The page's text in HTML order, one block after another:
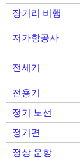
장거리 비행
저가항공사
전세기
전용기
정기 노선
정기편
정상 운항